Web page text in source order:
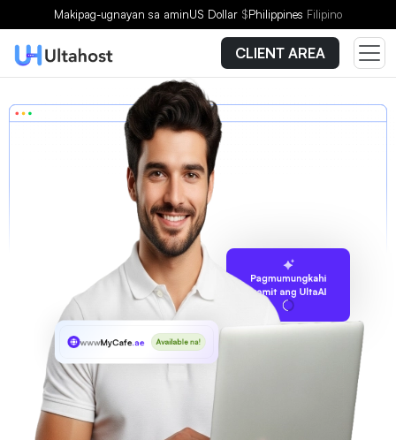
Makipag-ugnayan sa aminUS Dollar $Philippines Filipino
CLIENT AREA
Pagmumungkahi
gamit ang UltaAI
wwwMyCafe.ae Available na!